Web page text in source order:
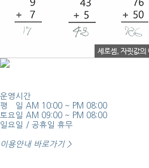
운영시간
평 일 AM 10:00 ~ PM 08:00
토요일 AM 09:00 ~ PM 08:00
일요일 / 공휴일 휴무
이용안내 바로가기 >